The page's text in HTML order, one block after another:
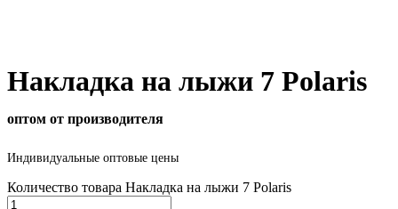
Накладка на лыжи 7 Polaris
оптом от производителя
Индивидуальные оптовые цены
Количество товара Накладка на лыжи 7 Polaris